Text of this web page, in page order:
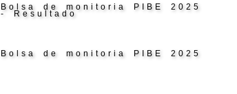
Bolsa de monitoria PIBE 2025
- Resultado
Bolsa de monitoria PIBE 2025